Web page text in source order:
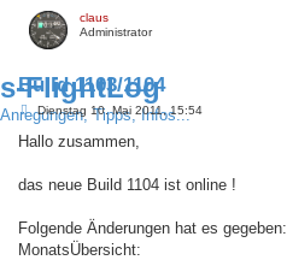
s-FlightLog
Anregungen, Tipps, Infos...
claus
Administrator
Build 1103/1104
B
e
i
a
Dienstag 10. Mai 2011, 15:54
Hallo zusammen,
das neue Build 1104 ist online !
Folgende Änderungen hat es gegeben:
MonatsÜbersicht: